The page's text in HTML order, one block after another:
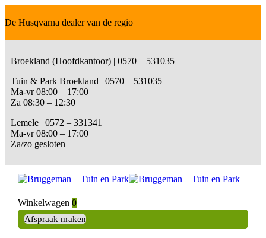
De Husqvarna dealer van de regio
Broekland (Hoofdkantoor) | 0570 – 531035
Tuin & Park Broekland | 0570 – 531035
Ma-vr 08:00 – 17:00
Za 08:30 – 12:30
Lemele | 0572 – 331341
Ma-vr 08:00 – 17:00
Za/zo gesloten
Winkelwagen 0
Afspraak maken